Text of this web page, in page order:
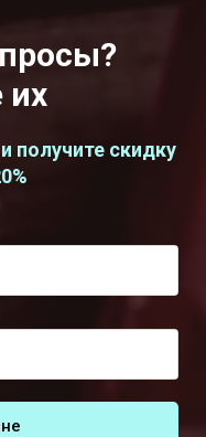
их
получите скидку